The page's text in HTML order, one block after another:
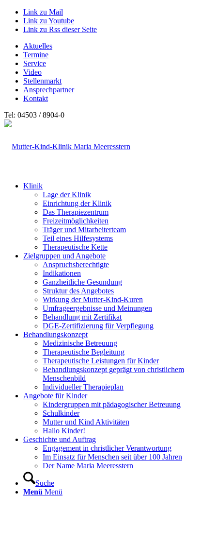
Link zu Mail
Link zu Youtube
Link zu Rss dieser Seite
Aktuelles
Termine
Service
Video
Stellenmarkt
Ansprechpartner
Kontakt
Tel: 04503 / 8904-0
Klinik
Lage der Klinik
Einrichtung der Klinik
Das Therapiezentrum
Freizeitmöglichkeiten
Träger und Mitarbeiterteam
Teil eines Hilfesystems
Therapeutische Kette
Zielgruppen und Angebote
Anspruchsberechtigte
Indikationen
Ganzheitliche Gesundung
Struktur des Angebotes
Wirkung der Mutter-Kind-Kuren
Umfrageergebnisse und Meinungen
Behandlung mit Zertifikat
DGE-Zertifizierung für Verpflegung
Behandlungskonzept
Medizinische Betreuung
Therapeutische Begleitung
Therapeutische Leistungen für Kinder
Behandlungskonzept geprägt von christlichem
Menschenbild
Individueller Therapieplan
Angebote für Kinder
Kindergruppen mit pädagogischer Betreuung
Schulkinder
Mutter und Kind Aktivitäten
Hallo Kinder!
Geschichte und Auftrag
Engagement in christlicher Verantwortung
Im Einsatz für Menschen seit über 100 Jahren
Der Name Maria Meeresstern
Suche
Menü Menü